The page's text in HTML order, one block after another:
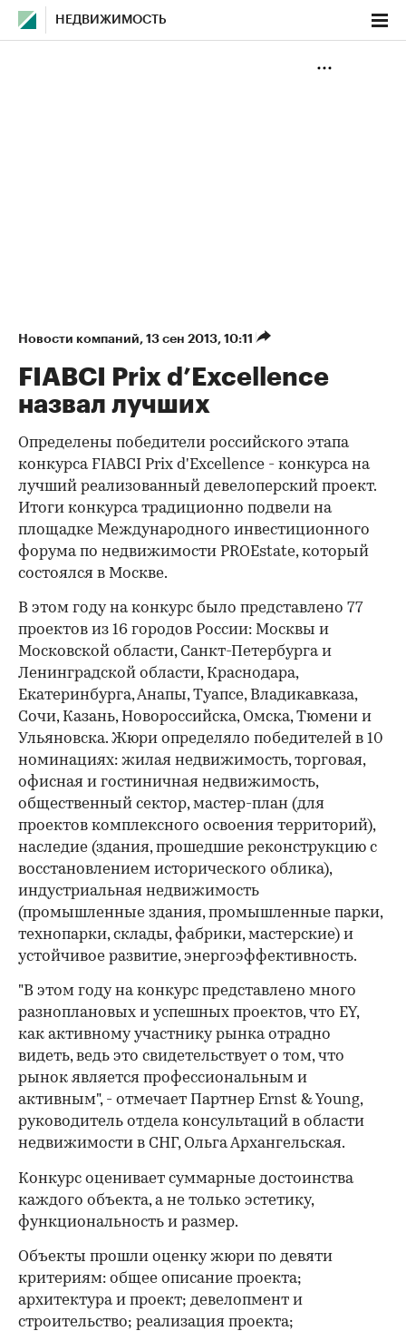
НЕДВИЖИМОСТЬ
Новости компаний⁠, 13 сен 2013, 10:11
FIABCI Prix d’Excellence
назвал лучших
Определены победители российского этапа
конкурса FIABCI Prix d'Excellence - конкурса на
лучший реализованный девелоперский проект.
Итоги конкурса традиционно подвели на
площадке Международного инвестиционного
форума по недвижимости PROEstate, который
состоялся в Москве.
В этом году на конкурс было представлено 77
проектов из 16 городов России: Москвы и
Московской области, Санкт-Петербурга и
Ленинградской области, Краснодара,
Екатеринбурга, Анапы, Туапсе, Владикавказа,
Сочи, Казань, Новороссийска, Омска, Тюмени и
Ульяновска. Жюри определяло победителей в 10
номинациях: жилая недвижимость, торговая,
офисная и гостиничная недвижимость,
общественный сектор, мастер-план (для
проектов комплексного освоения территорий),
наследие (здания, прошедшие реконструкцию с
восстановлением исторического облика),
индустриальная недвижимость
(промышленные здания, промышленные парки,
технопарки, склады, фабрики, мастерские) и
устойчивое развитие, энергоэффективность.
"В этом году на конкурс представлено много
разноплановых и успешных проектов, что EY,
как активному участнику рынка отрадно
видеть, ведь это свидетельствует о том, что
рынок является профессиональным и
активным", - отмечает Партнер Ernst & Young,
руководитель отдела консультаций в области
недвижимости в СНГ, Ольга Архангельская.
Конкурс оценивает суммарные достоинства
каждого объекта, а не только эстетику,
функциональность и размер.
Объекты прошли оценку жюри по девяти
критериям: общее описание проекта;
архитектура и проект; девелопмент и
строительство; реализация проекта;